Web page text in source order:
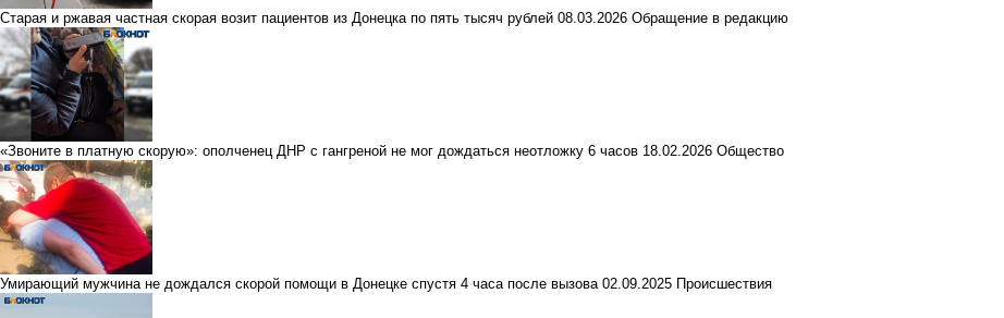
Старая и ржавая частная скорая возит пациентов из Донецка по пять тысяч рублей 08.03.2026 Обращение в редакцию
«Звоните в платную скорую»: ополченец ДНР с гангреной не мог дождаться неотложку 6 часов 18.02.2026 Общество
Умирающий мужчина не дождался скорой помощи в Донецке спустя 4 часа после вызова 02.09.2025 Происшествия